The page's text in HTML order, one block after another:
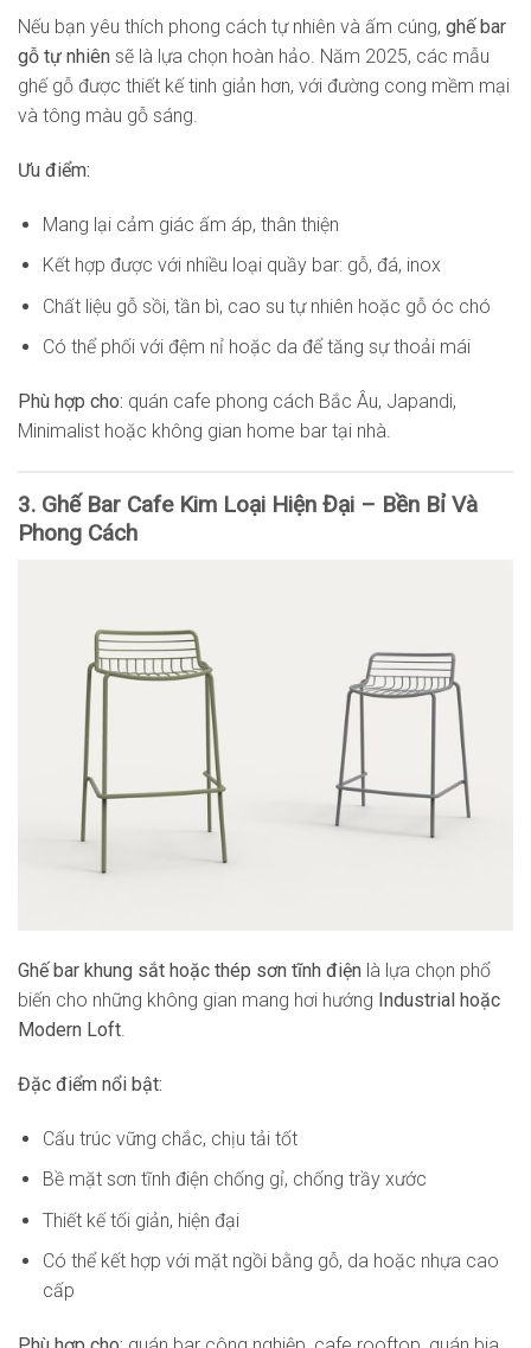
Nếu bạn yêu thích phong cách tự nhiên và ấm cúng, ghế bar
gỗ tự nhiên sẽ là lựa chọn hoàn hảo. Năm 2025, các mẫu
ghế gỗ được thiết kế tinh giản hơn, với đường cong mềm mại
và tông màu gỗ sáng.
Ưu điểm:
Mang lại cảm giác ấm áp, thân thiện
Kết hợp được với nhiều loại quầy bar: gỗ, đá, inox
Chất liệu gỗ sồi, tần bì, cao su tự nhiên hoặc gỗ óc chó
Có thể phối với đệm nỉ hoặc da để tăng sự thoải mái
Phù hợp cho: quán cafe phong cách Bắc Âu, Japandi,
Minimalist hoặc không gian home bar tại nhà.
3. Ghế Bar Cafe Kim Loại Hiện Đại – Bền Bỉ Và
Phong Cách
Ghế bar khung sắt hoặc thép sơn tĩnh điện là lựa chọn phổ
biến cho những không gian mang hơi hướng Industrial hoặc
Modern Loft.
Đặc điểm nổi bật:
Cấu trúc vững chắc, chịu tải tốt
Bề mặt sơn tĩnh điện chống gỉ, chống trầy xước
Thiết kế tối giản, hiện đại
Có thể kết hợp với mặt ngồi bằng gỗ, da hoặc nhựa cao
cấp